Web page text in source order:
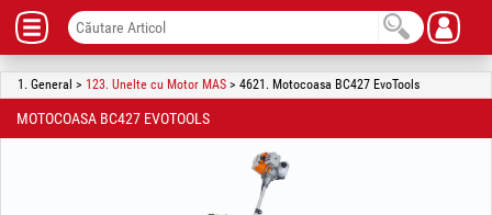
1. General > 123. Unelte cu Motor MAS > 4621. Motocoasa BC427 EvoTools
MOTOCOASA BC427 EVOTOOLS